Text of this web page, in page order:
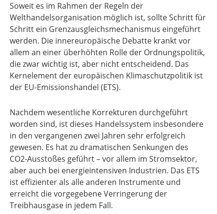
Soweit es im Rahmen der Regeln der
Welthandelsorganisation möglich ist, sollte Schritt für
Schritt ein Grenzausgleichsmechanismus eingeführt
werden. Die innereuropäische Debatte krankt vor
allem an einer überhöhten Rolle der Ordnungspolitik,
die zwar wichtig ist, aber nicht entscheidend. Das
Kernelement der europäischen Klimaschutzpolitik ist
der EU-Emissionshandel (ETS).
Nachdem wesentliche Korrekturen durchgeführt
worden sind, ist dieses Handelssystem insbesondere
in den vergangenen zwei Jahren sehr erfolgreich
gewesen. Es hat zu dramatischen Senkungen des
CO2-Ausstoßes geführt – vor allem im Stromsektor,
aber auch bei energieintensiven Industrien. Das ETS
ist effizienter als alle anderen Instrumente und
erreicht die vorgegebene Verringerung der
Treibhausgase in jedem Fall.